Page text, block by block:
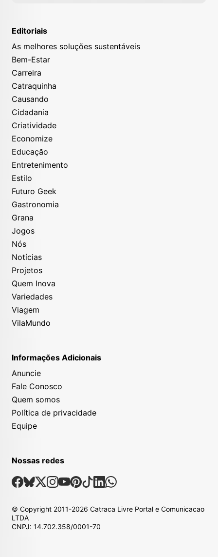
Editoriais
As melhores soluções sustentáveis
Bem-Estar
Carreira
Catraquinha
Causando
Cidadania
Criatividade
Economize
Educação
Entretenimento
Estilo
Futuro Geek
Gastronomia
Grana
Jogos
Nós
Notícias
Projetos
Quem Inova
Variedades
Viagem
VilaMundo
Informações Adicionais
Anuncie
Fale Conosco
Quem somos
Política de privacidade
Equipe
Nossas redes
Nossas Redes Sociais
Facebook
Bsky
X Instagram
Youtube
Pinterest
TiktokLinkedin
Whatsapp
© Copyright 2011-2026 Catraca Livre Portal e Comunicacao
LTDA
CNPJ: 14.702.358/0001-70